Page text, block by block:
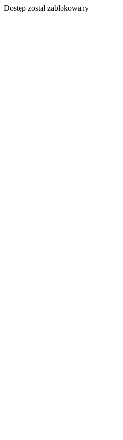
Dostęp został zablokowany